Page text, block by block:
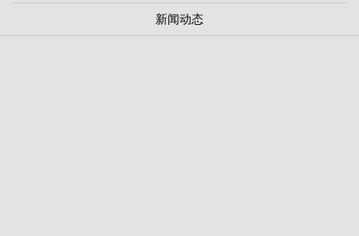
新闻动态